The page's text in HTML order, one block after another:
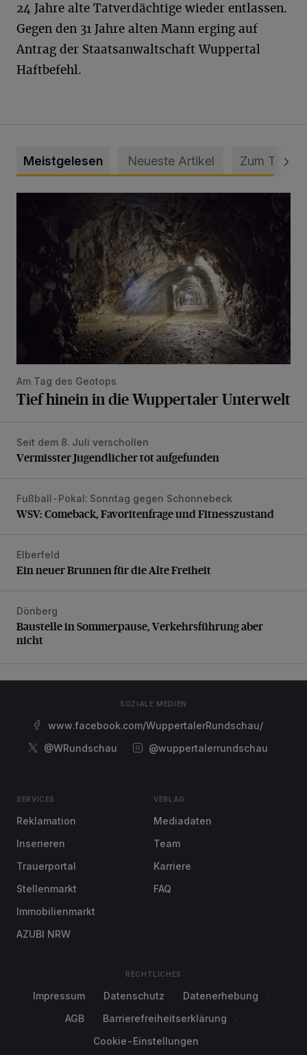
24 Jahre alte Tatverdächtige wieder entlassen.
Gegen den 31 Jahre alten Mann erging auf
Antrag der Staatsanwaltschaft Wuppertal
Haftbefehl.
Meistgelesen Neueste Artikel Zum Thema
Am Tag des Geotops
Tief hinein in die Wuppertaler Unterwelt
Vermisster Jugendlicher tot aufgefunden
Seit dem 8. Juli verschollen
Vermisster Jugendlicher tot aufgefunden
WSV: Comeback, Favoritenfrage und Fitnesszustand
Fußball-Pokal: Sonntag gegen Schonnebeck
WSV: Comeback, Favoritenfrage und Fitnesszustand
Ein neuer Brunnen für die Alte Freiheit
Elberfeld
Ein neuer Brunnen für die Alte Freiheit
Baustelle in Sommerpause, Verkehrsführung aber nicht
Dönberg
Baustelle in Sommerpause, Verkehrsführung aber
nicht
SOZIALE MEDIEN
www.facebook.com/WuppertalerRundschau/
@WRundschau
@wuppertalerrundschau
SERVICES
Reklamation
Inserieren
Trauerportal
Stellenmarkt
Immobilienmarkt
AZUBI NRW
VERLAG
Mediadaten
Team
Karriere
FAQ
RECHTLICHES
Impressum Datenschutz
Datenerhebung
AGB
Barrierefreiheitserklärung
Cookie-Einstellungen